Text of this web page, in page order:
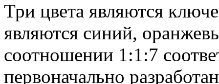
Три цвета являются
являются синий,
соотношении 1:1:7
первоначально